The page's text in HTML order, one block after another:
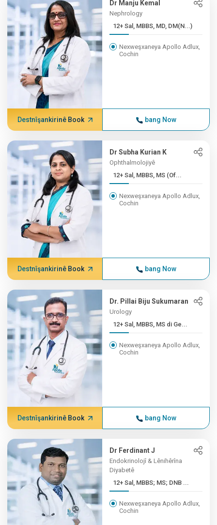
Dr Manju Kemal
Nephrology
12+ Sal, MBBS, MD, DM(N...)
Nexweşxaneya Apollo Adlux,
Cochin
Destnîşankirinê Book bang Now
Dr Subha Kurian K
Ophthalmolojiyê
12+ Sal, MBBS, MS (Of...
Nexweşxaneya Apollo Adlux,
Cochin
Destnîşankirinê Book bang Now
Dr. Pillai Biju Sukumaran
Urology
12+ Sal, MBBS, MS di Ge...
Nexweşxaneya Apollo Adlux,
Cochin
Destnîşankirinê Book bang Now
Dr Ferdinant J
Endokrinolojî & Lênihêrîna
Diyabetê
12+ Sal, MBBS; MS; DNB ...
Nexweşxaneya Apollo Adlux,
Cochin